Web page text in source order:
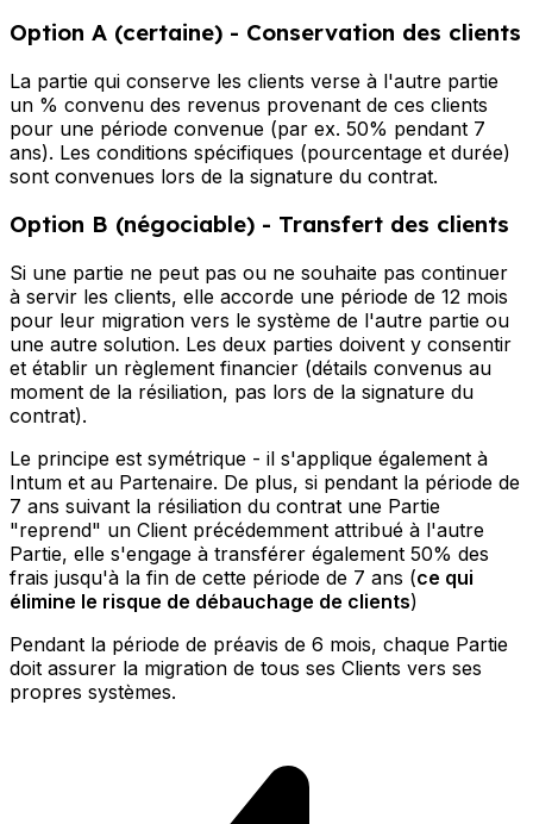
Option A (certaine) - Conservation des clients
La partie qui conserve les clients verse à l'autre partie
un % convenu des revenus provenant de ces clients
pour une période convenue (par ex. 50% pendant 7
ans). Les conditions spécifiques (pourcentage et durée)
sont convenues lors de la signature du contrat.
Option B (négociable) - Transfert des clients
Si une partie ne peut pas ou ne souhaite pas continuer
à servir les clients, elle accorde une période de 12 mois
pour leur migration vers le système de l'autre partie ou
une autre solution. Les deux parties doivent y consentir
et établir un règlement financier (détails convenus au
moment de la résiliation, pas lors de la signature du
contrat).
Le principe est symétrique - il s'applique également à
Intum et au Partenaire. De plus, si pendant la période de
7 ans suivant la résiliation du contrat une Partie
"reprend" un Client précédemment attribué à l'autre
Partie, elle s'engage à transférer également 50% des
frais jusqu'à la fin de cette période de 7 ans (ce qui
élimine le risque de débauchage de clients)
Pendant la période de préavis de 6 mois, chaque Partie
doit assurer la migration de tous ses Clients vers ses
propres systèmes.